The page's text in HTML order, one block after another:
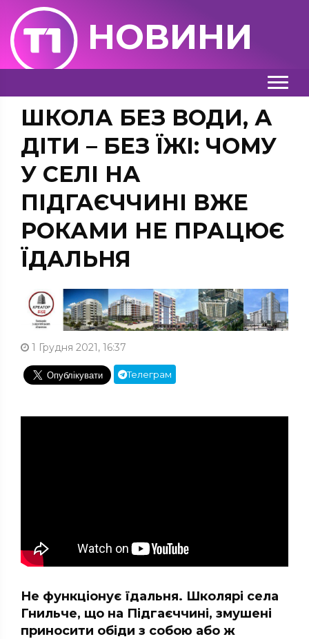
НОВИНИ
ШКОЛА БЕЗ ВОДИ, А
ДІТИ – БЕЗ ЇЖІ: ЧОМУ
У СЕЛІ НА
ПІДГАЄЧЧИНІ ВЖЕ
РОКАМИ НЕ ПРАЦЮЄ
ЇДАЛЬНЯ
1 Грудня 2021, 16:37
Телеграм
Не функціонує їдальня. Школярі села
Гнильче, що на Підгаєччині, змушені
приносити обіди з собою або ж